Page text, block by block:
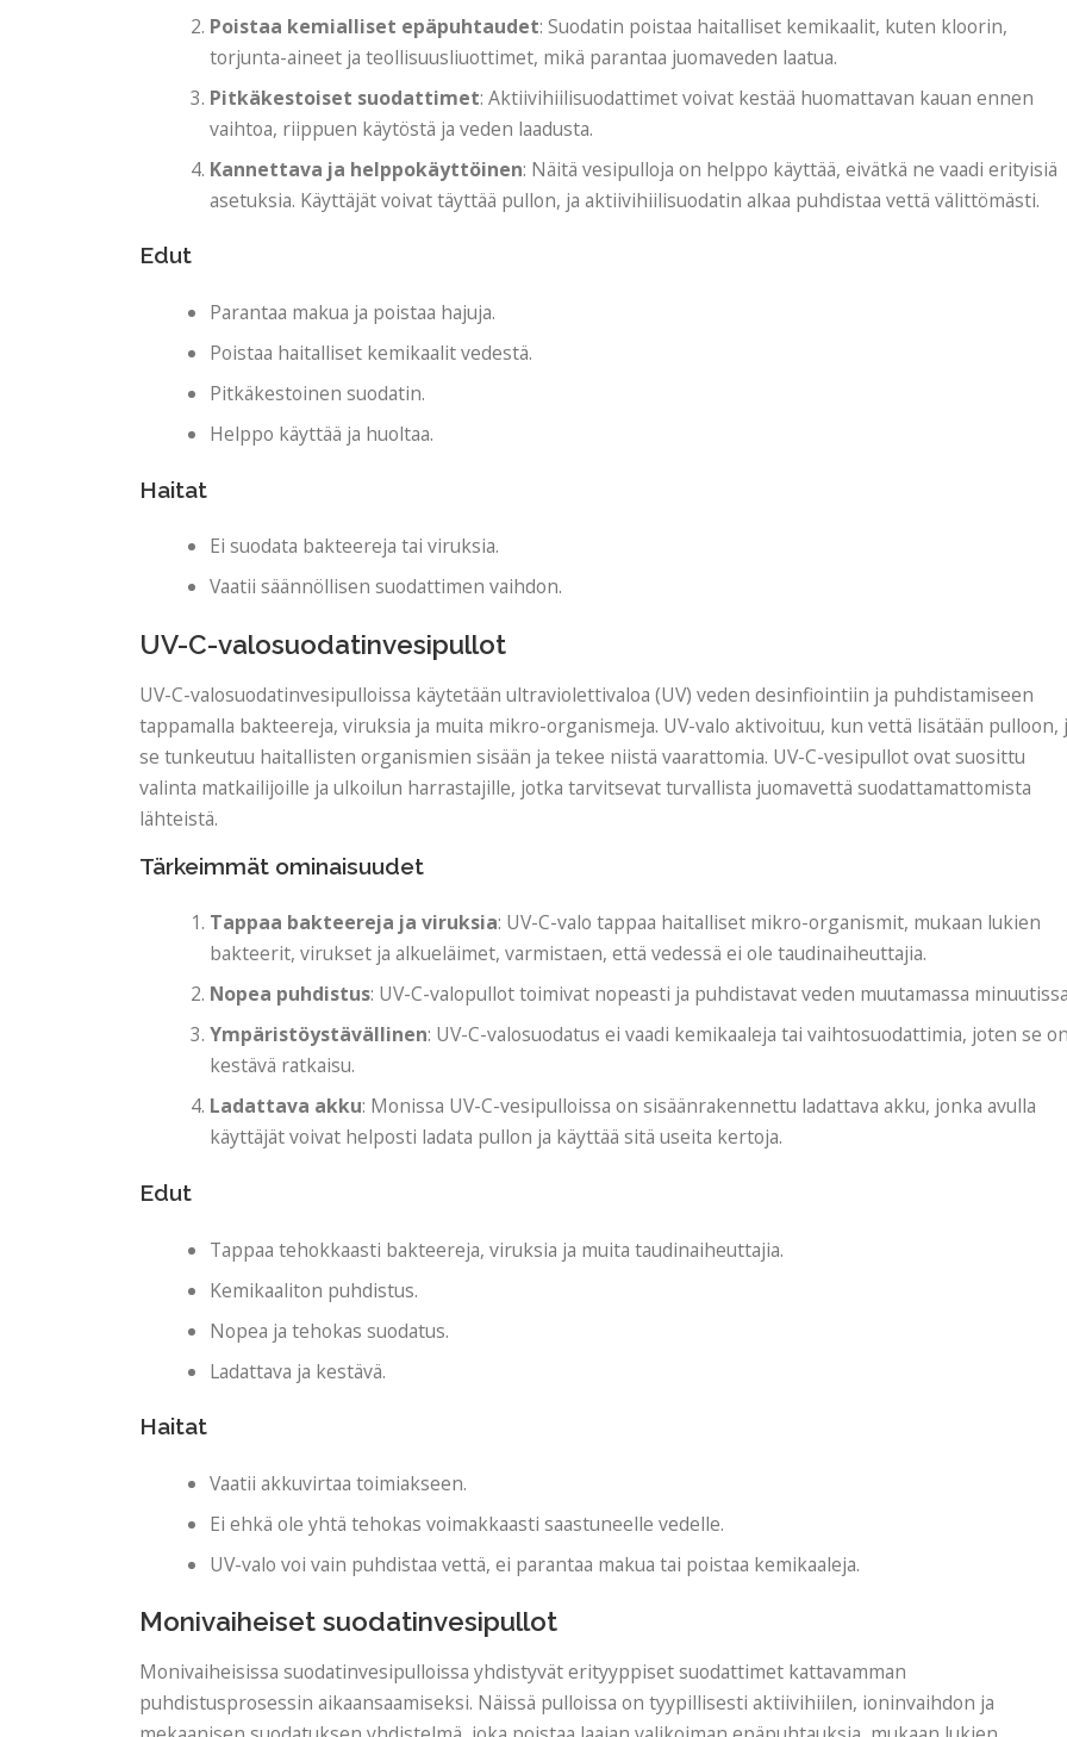
Poistaa kemialliset epäpuhtaudet: Suodatin poistaa haitalliset kemikaalit, kuten kloorin,
torjunta-aineet ja teollisuusliuottimet, mikä parantaa juomaveden laatua.
Pitkäkestoiset suodattimet: Aktiivihiilisuodattimet voivat kestää huomattavan kauan ennen
vaihtoa, riippuen käytöstä ja veden laadusta.
Kannettava ja helppokäyttöinen: Näitä vesipulloja on helppo käyttää, eivätkä ne vaadi erityisiä
asetuksia. Käyttäjät voivat täyttää pullon, ja aktiivihiilisuodatin alkaa puhdistaa vettä välittömästi.
Edut
Parantaa makua ja poistaa hajuja.
Poistaa haitalliset kemikaalit vedestä.
Pitkäkestoinen suodatin.
Helppo käyttää ja huoltaa.
Haitat
Ei suodata bakteereja tai viruksia.
Vaatii säännöllisen suodattimen vaihdon.
UV-C-valosuodatinvesipullot
UV-C-valosuodatinvesipulloissa käytetään ultraviolettivaloa (UV) veden desinfiointiin ja puhdistamiseen
tappamalla bakteereja, viruksia ja muita mikro-organismeja. UV-valo aktivoituu, kun vettä lisätään pulloon,
se tunkeutuu haitallisten organismien sisään ja tekee niistä vaarattomia. UV-C-vesipullot ovat suosittu
valinta matkailijoille ja ulkoilun harrastajille, jotka tarvitsevat turvallista juomavettä suodattamattomista
lähteistä.
Tärkeimmät ominaisuudet
Tappaa bakteereja ja viruksia: UV-C-valo tappaa haitalliset mikro-organismit, mukaan lukien
bakteerit, virukset ja alkueläimet, varmistaen, että vedessä ei ole taudinaiheuttajia.
Nopea puhdistus: UV-C-valopullot toimivat nopeasti ja puhdistavat veden muutamassa
Ympäristöystävällinen: UV-C-valosuodatus ei vaadi kemikaaleja tai vaihtosuodattimia, joten se on
kestävä ratkaisu.
Ladattava akku: Monissa UV-C-vesipulloissa on sisäänrakennettu ladattava akku, jonka avulla
käyttäjät voivat helposti ladata pullon ja käyttää sitä useita kertoja.
Edut
Tappaa tehokkaasti bakteereja, viruksia ja muita taudinaiheuttajia.
Kemikaaliton puhdistus.
Nopea ja tehokas suodatus.
Ladattava ja kestävä.
Haitat
Vaatii akkuvirtaa toimiakseen.
Ei ehkä ole yhtä tehokas voimakkaasti saastuneelle vedelle.
UV-valo voi vain puhdistaa vettä, ei parantaa makua tai poistaa kemikaaleja.
Monivaiheiset suodatinvesipullot
Monivaiheisissa suodatinvesipulloissa yhdistyvät erityyppiset suodattimet kattavamman
puhdistusprosessin aikaansaamiseksi. Näissä pulloissa on tyypillisesti aktiivihiilen, ioninvaihdon ja